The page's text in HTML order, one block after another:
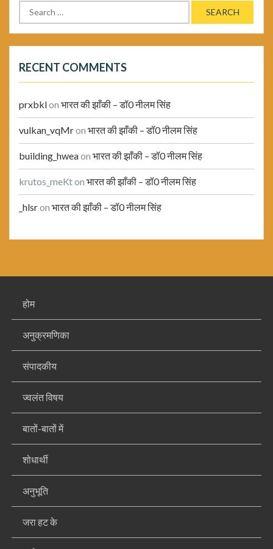
Search
for:
RECENT COMMENTS
prxbklon भारत की झाँकी – डॉ0 नीलम सिंह
vulkan_vqMron भारत की झाँकी – डॉ0 नीलम सिंह
building_hweaon भारत की झाँकी – डॉ0 नीलम सिंह
krutos_meKton भारत की झाँकी – डॉ0 नीलम सिंह
_hlsron भारत की झाँकी – डॉ0 नीलम सिंह
होम
अनुक्रमणिका
संपादकीय
ज्वलंत विषय
बातों-बातों में
शोधार्थी
अनुभूति
जरा हट के